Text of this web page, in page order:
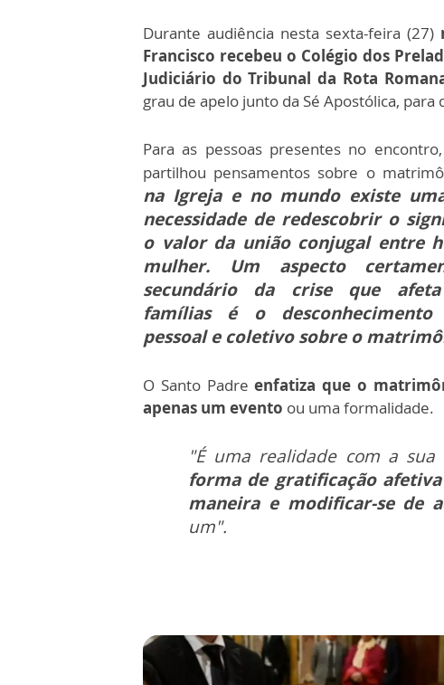
Durante audiência nesta sexta-feira (27)
Francisco recebeu o Colégio dos
Judiciário do Tribunal da Rota
grau de apelo junto da Sé Apostólica,
Para as pessoas presentes no
partilhou pensamentos sobre o
na Igreja e no mundo existe
necessidade de redescobrir o
o valor da união conjugal entre
mulher. Um aspecto
secundário da crise que
famílias é o desconhecimento
pessoal e coletivo sobre o
O Santo Padreenfatiza que o
apenas um evento ou uma formalidade.
"É uma realidade com a sua
forma de gratificação
maneira e modificar-se de
um".